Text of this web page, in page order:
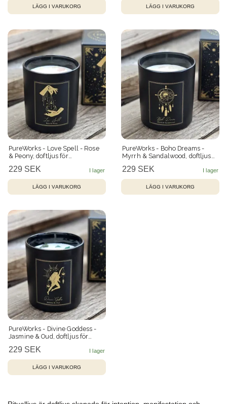
PureWorks - Love Spell - Rose
& Peony, doftljus för
50h
229 SEK
PureWorks - Boho Dreams -
Myrrh & Sandalwood, doftljus
Bergkristall 50h
229 SEK
PureWorks - Divine Goddess -
Jasmine & Oud, doftljus för
50h
229 SEK